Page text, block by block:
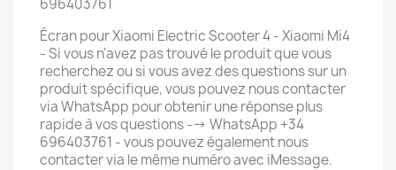
696403761
Écran pour Xiaomi Electric Scooter 4 - Xiaomi Mi4
- Si vous n'avez pas trouvé le produit que vous
recherchez ou si vous avez des questions sur un
produit spécifique, vous pouvez nous contacter
via WhatsApp pour obtenir une réponse plus
rapide à vos questions --> WhatsApp +34
696403761 - vous pouvez également nous
contacter via le même numéro avec iMessage.